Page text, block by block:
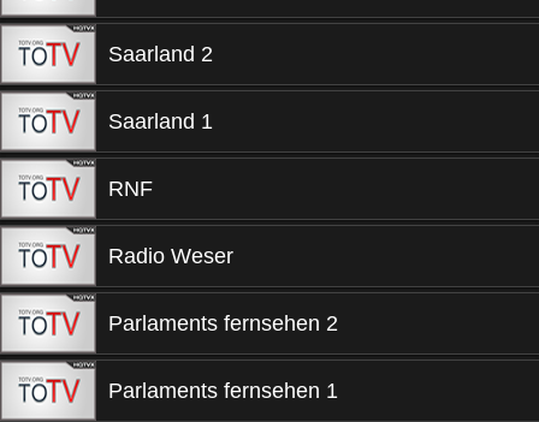
Saarland 2
Saarland 1
RNF
Radio Weser
Parlaments fernsehen 2
Parlaments fernsehen 1